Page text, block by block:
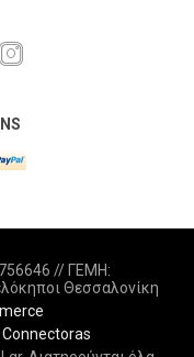
// ΓΕΜΗ:
Θεσσαλονίκη
Connectoras